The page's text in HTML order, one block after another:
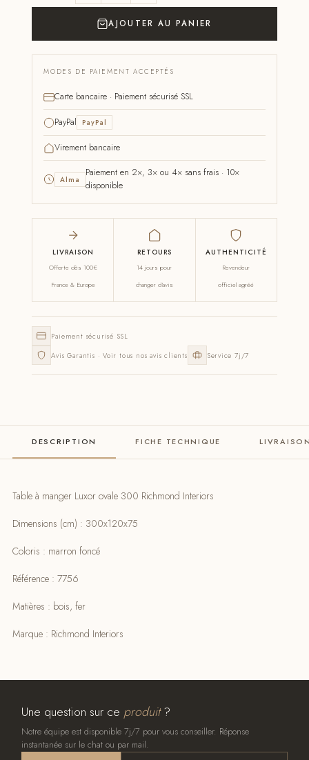
AJOUTER AU PANIER
MODES DE PAIEMENT ACCEPTÉS
Carte bancaire · Paiement sécurisé SSL
PayPal PayPal
Virement bancaire
Alma
Paiement en 2×, 3× ou 4× sans frais · 10×
disponible
LIVRAISON
Offerte dès 100€
France & Europe
RETOURS
14 jours pour
changer d'avis
AUTHENTICITÉ
Revendeur
officiel agréé
Paiement sécurisé SSL
Avis Garantis · Voir tous nos avis clients
Service 7j/7
DESCRIPTION FICHE TECHNIQUE
Table à manger Luxor ovale 300 Richmond Interiors
Dimensions (cm) : 300x120x75
Coloris : marron foncé
Référence : 7756
Matières : bois, fer
Marque : Richmond Interiors
Une question sur ce produit?
Notre équipe est disponible 7j/7 pour vous conseiller. Réponse
instantanée sur le chat ou par mail.